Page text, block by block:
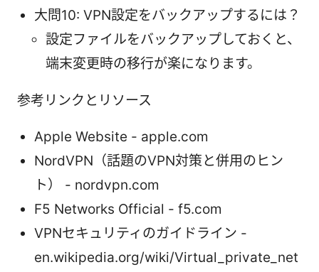
大問10: VPN設定をバックアップするには？
設定ファイルをバックアップしておくと、
端末変更時の移行が楽になります。
参考リンクとリソース
Apple Website - apple.com
NordVPN（話題のVPN対策と併用のヒン
ト） - nordvpn.com
F5 Networks Official - f5.com
VPNセキュリティのガイドライン -
en.wikipedia.org/wiki/Virtual_private_net